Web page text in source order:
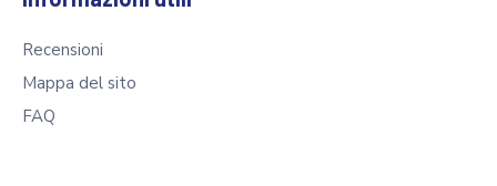
Recensioni
Mappa del sito
FAQ